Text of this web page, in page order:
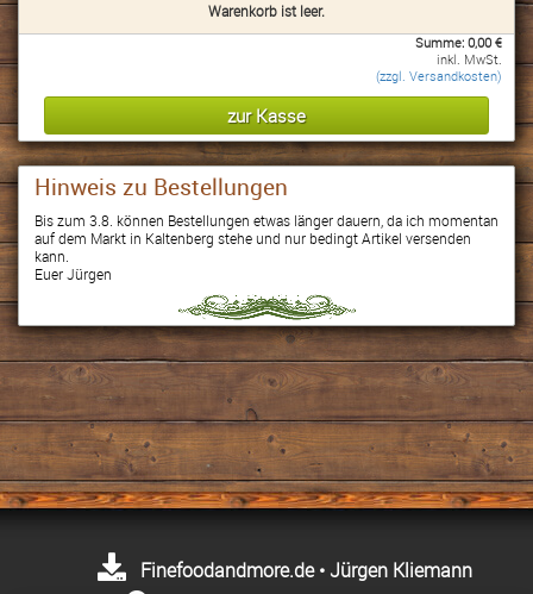
Warenkorb ist leer.
Summe: 0,00 €
inkl. MwSt.
(zzgl. Versandkosten)
Hinweis zu Bestellungen
Bis zum 3.8. können Bestellungen etwas länger dauern, da ich momentan
auf dem Markt in Kaltenberg stehe und nur bedingt Artikel versenden
kann.
Euer Jürgen
Finefoodandmore.de • Jürgen Kliemann